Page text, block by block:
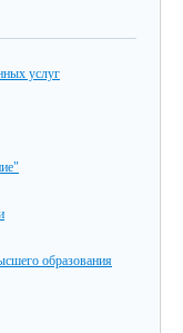
услуг
образования